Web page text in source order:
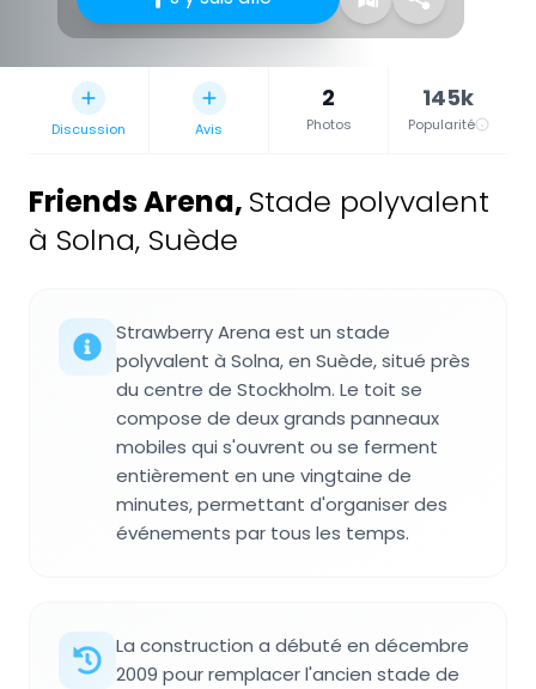
Discussion Avis
2
Photos
145k
Popularité
Friends Arena, Stade polyvalent
à Solna, Suède
Strawberry Arena est un stade
polyvalent à Solna, en Suède, situé près
du centre de Stockholm. Le toit se
compose de deux grands panneaux
mobiles qui s'ouvrent ou se ferment
entièrement en une vingtaine de
minutes, permettant d'organiser des
événements par tous les temps.
La construction a débuté en décembre
2009 pour remplacer l'ancien stade de